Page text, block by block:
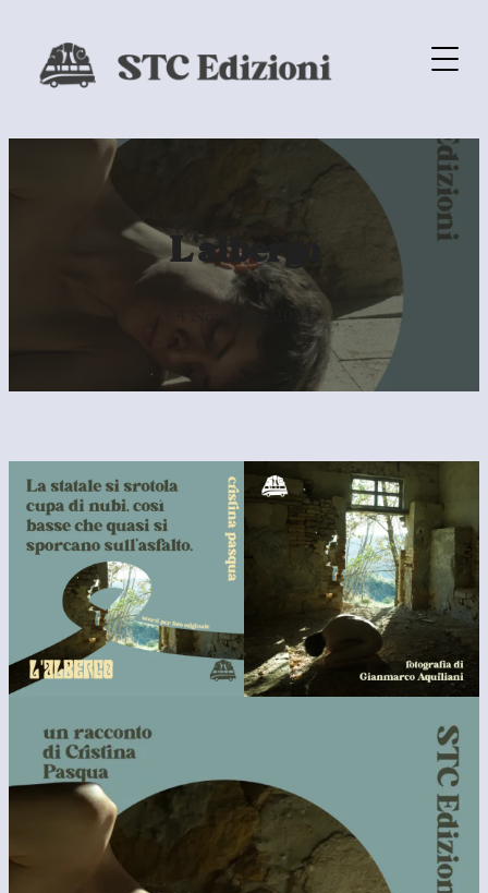
L’albergo
4 Novembre 2024